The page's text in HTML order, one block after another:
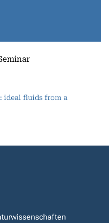
ideal fluids from a